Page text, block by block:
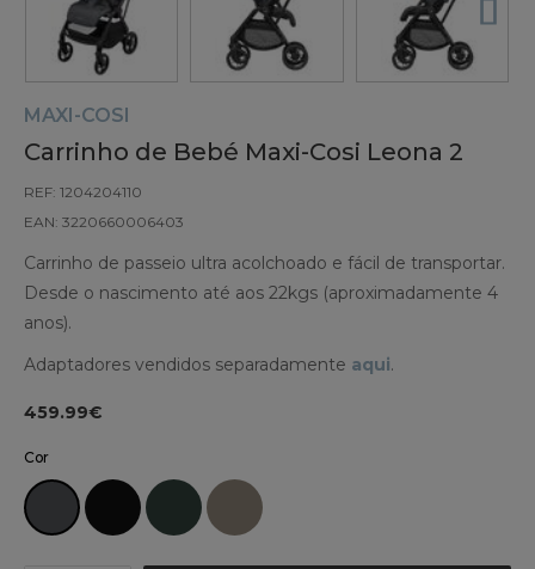
MAXI-COSI
Carrinho de Bebé Maxi-Cosi Leona 2
REF: 1204204110
EAN: 3220660006403
Carrinho de passeio ultra acolchoado e fácil de transportar.
Desde o nascimento até aos 22kgs (aproximadamente 4
anos).
Adaptadores vendidos separadamente aqui.
459.99€
Cor